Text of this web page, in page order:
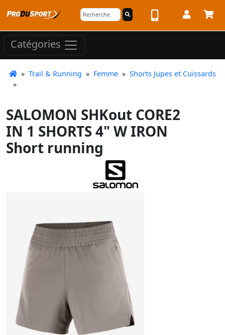
Catégories
» Trail & Running » Femme » Shorts Jupes et Cuissards
»
SALOMON SHKout CORE2
IN 1 SHORTS 4" W IRON
Short running